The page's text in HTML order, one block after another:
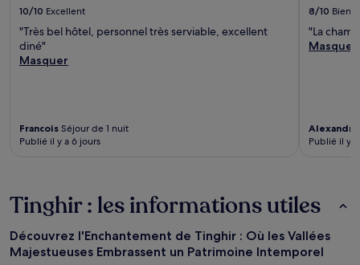
10/10 Excellent
"Très bel hôtel, personnel très serviable, excellent
diné"
Masquer
Francois Séjour de 1 nuit
Publié il y a 6 jours
8/10 Bien
"La
Masquer
Alexandra
Publié il y
Tinghir : les informations utiles
Découvrez l'Enchantement de Tinghir : Où les Vallées
Majestueuses Embrassent un Patrimoine Intemporel